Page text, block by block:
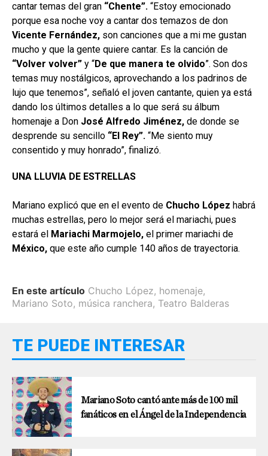
cantar temas del gran “Chente”. “Estoy emocionado
porque esa noche voy a cantar dos temazos de don
Vicente Fernández, son canciones que a mi me gustan
mucho y que la gente quiere cantar. Es la canción de
“Volver volver” y “De que manera te olvido”. Son dos
temas muy nostálgicos, aprovechando a los padrinos de
lujo que tenemos”, señaló el joven cantante, quien ya está
dando los últimos detalles a lo que será su álbum
homenaje a Don José Alfredo Jiménez, de donde se
desprende su sencillo “El Rey”. “Me siento muy
consentido y muy honrado”, finalizó.
UNA LLUVIA DE ESTRELLAS
Mariano explicó que en el evento de Chucho López habrá
muchas estrellas, pero lo mejor será el mariachi, pues
estará el Mariachi Marmojelo, el primer mariachi de
México, que este año cumple 140 años de trayectoria.
En este artículo Chucho López, homenaje,
Mariano Soto, música ranchera, Teatro Balderas
TE PUEDE INTERESAR
Mariano Soto cantó ante más de 100 mil
fanáticos en el Ángel de la Independencia